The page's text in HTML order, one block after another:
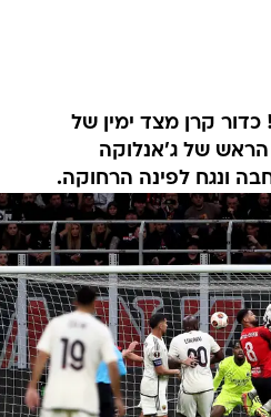
0:1 לרומא! כדור קרן מצד ימין של
של ג'אנלוקה
ונגח לפינה הרחוקה.